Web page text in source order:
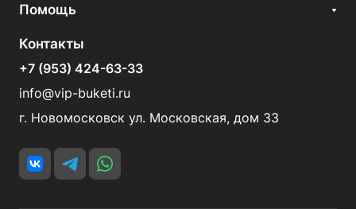
Помощь
Контакты
+7 (953) 424-63-33
info@vip-buketi.ru
г. Новомосковск ул. Московская, дом 33